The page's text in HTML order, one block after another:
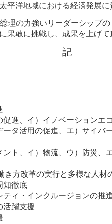
平洋地域における経済発展に
理の力強いリーダーシップ
果敢に挑戦し、成果を上げて
記
進、イ）イノベーションエ
ータ活用の促進、エ）サイバ
ト、イ）物流、ウ）防災、
き方改革の実行と多様な人材
知徹底
ティ・インクルージョンの推
活躍支援